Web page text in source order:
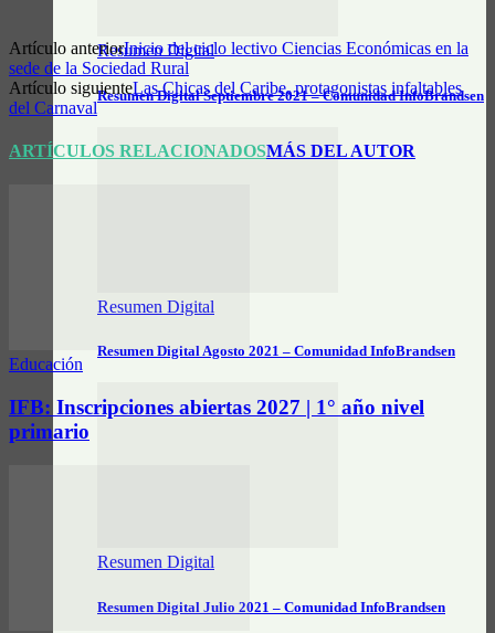
Resumen Digital
Resumen Digital Septiembre 2021 – Comunidad InfoBrandsen
Resumen Digital
Resumen Digital Agosto 2021 – Comunidad InfoBrandsen
Resumen Digital
Resumen Digital Julio 2021 – Comunidad InfoBrandsen
Artículo anteriorInicio del ciclo lectivo Ciencias Económicas en la
sede de la Sociedad Rural
Artículo siguienteLas Chicas del Caribe, protagonistas infaltables
del Carnaval
ARTÍCULOS RELACIONADOSMÁS DEL AUTOR
Educación
IFB: Inscripciones abiertas 2027 | 1° año nivel
primario